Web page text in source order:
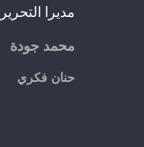
مديرا التحرير
محمد جودة
حنان فكري